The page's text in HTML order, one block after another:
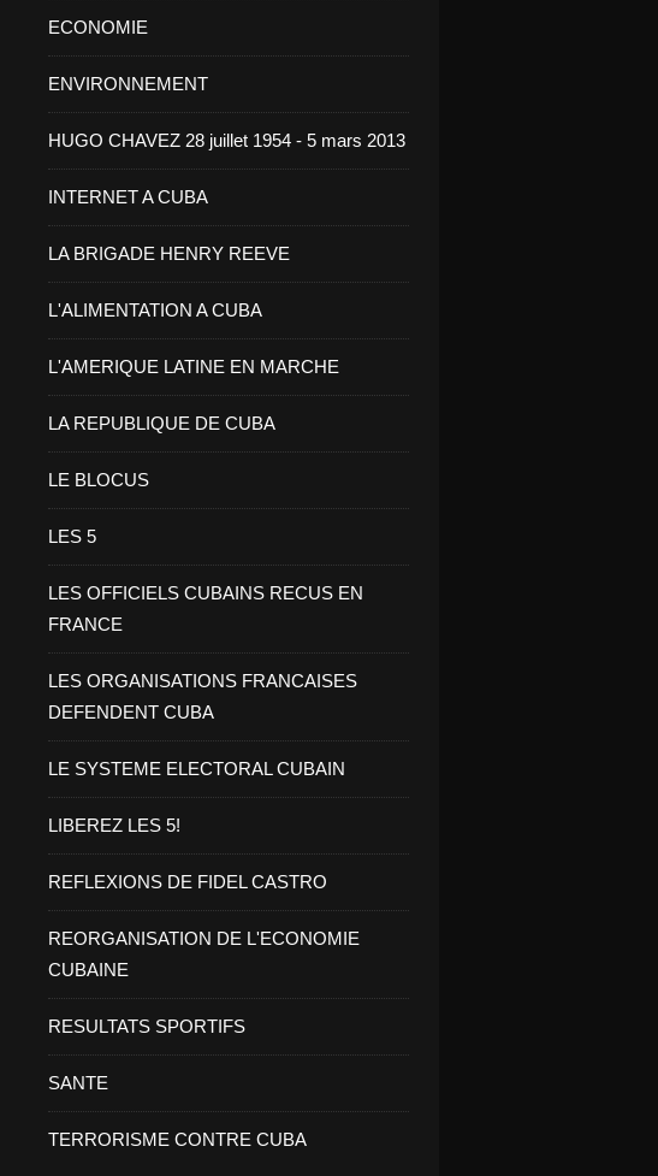
ECONOMIE
ENVIRONNEMENT
HUGO CHAVEZ 28 juillet 1954 - 5 mars 2013
INTERNET A CUBA
LA BRIGADE HENRY REEVE
L'ALIMENTATION A CUBA
L'AMERIQUE LATINE EN MARCHE
LA REPUBLIQUE DE CUBA
LE BLOCUS
LES 5
LES OFFICIELS CUBAINS RECUS EN
FRANCE
LES ORGANISATIONS FRANCAISES
DEFENDENT CUBA
LE SYSTEME ELECTORAL CUBAIN
LIBEREZ LES 5!
REFLEXIONS DE FIDEL CASTRO
REORGANISATION DE L'ECONOMIE
CUBAINE
RESULTATS SPORTIFS
SANTE
TERRORISME CONTRE CUBA